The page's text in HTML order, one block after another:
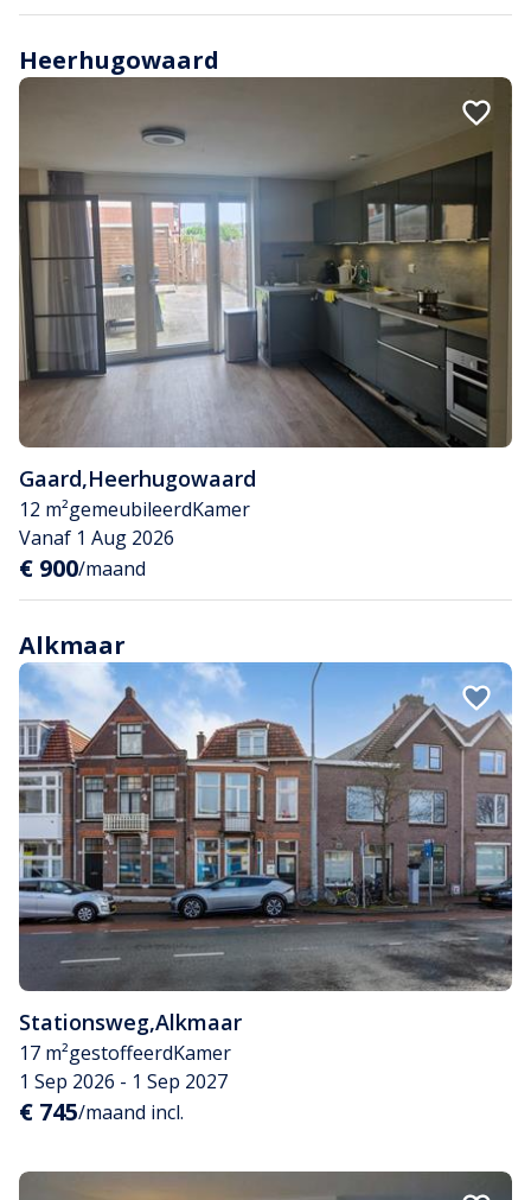
Heerhugowaard
Gaard,Heerhugowaard
12 m²gemeubileerdKamer
Vanaf 1 Aug 2026
€ 900/maand
Alkmaar
Stationsweg,Alkmaar
17 m²gestoffeerdKamer
1 Sep 2026 - 1 Sep 2027
€ 745/maand incl.